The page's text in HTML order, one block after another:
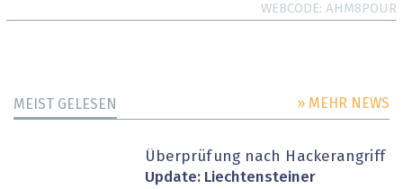
WEBCODE AHM8POUR
MEIST GELESEN » MEHR NEWS
Überprüfung nach Hackerangriff
Update: Liechtensteiner